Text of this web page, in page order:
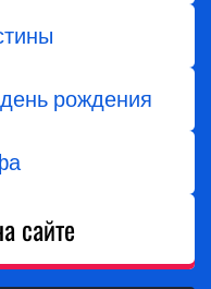
рождения
сайте